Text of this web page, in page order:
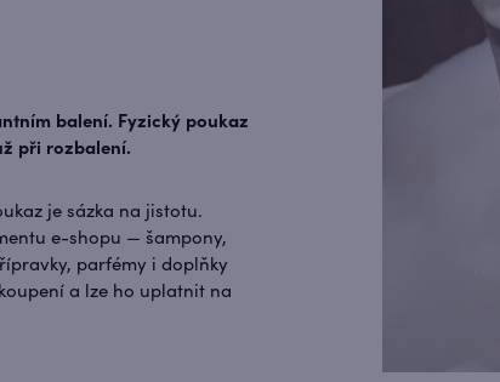
balení. Fyzický poukaz
při rozbalení.
je sázka na jistotu.
e-shopu — šampony,
parfémy i doplňky
a lze ho uplatnit na